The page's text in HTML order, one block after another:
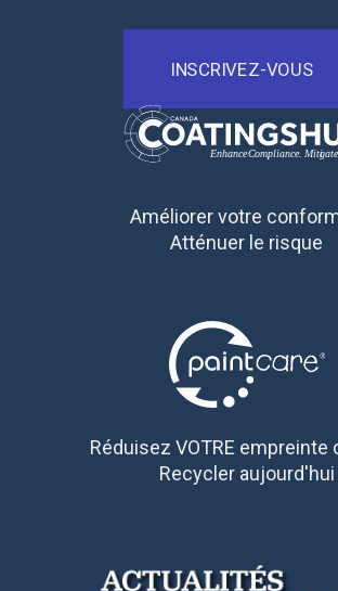
INSCRIVEZ-VOUS
Améliorer votre
Atténuer le risque
Réduisez VOTRE empreinte
Recycler aujourd'hui